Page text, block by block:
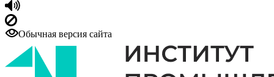
Обычная версия сайта